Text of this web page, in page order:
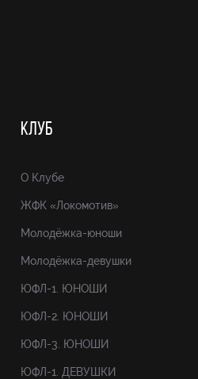
КЛУБ
О Клубе
ЖФК «Локомотив»
Молодёжка-юноши
Молодёжка-девушки
ЮФЛ-1. ЮНОШИ
ЮФЛ-2. ЮНОШИ
ЮФЛ-3. ЮНОШИ
ЮФЛ-1. ДЕВУШКИ